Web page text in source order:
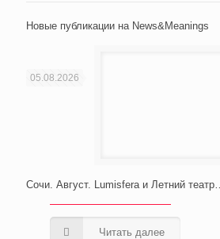
Новые публикации на News&Meanings
05.08.2026
Сочи. Август. Lumisfera и Летний театр…
Читать далее